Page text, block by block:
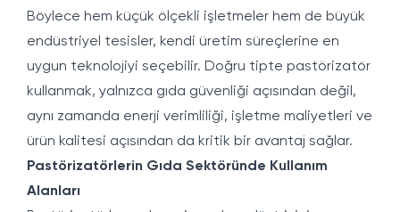
Böylece hem küçük ölçekli işletmeler hem de büyük
endüstriyel tesisler, kendi üretim süreçlerine en
uygun teknolojiyi seçebilir. Doğru tipte pastörizatör
kullanmak, yalnızca gıda güvenliği açısından değil,
aynı zamanda enerji verimliliği, işletme maliyetleri ve
ürün kalitesi açısından da kritik bir avantaj sağlar.
Pastörizatörlerin Gıda Sektöründe Kullanım
Alanları